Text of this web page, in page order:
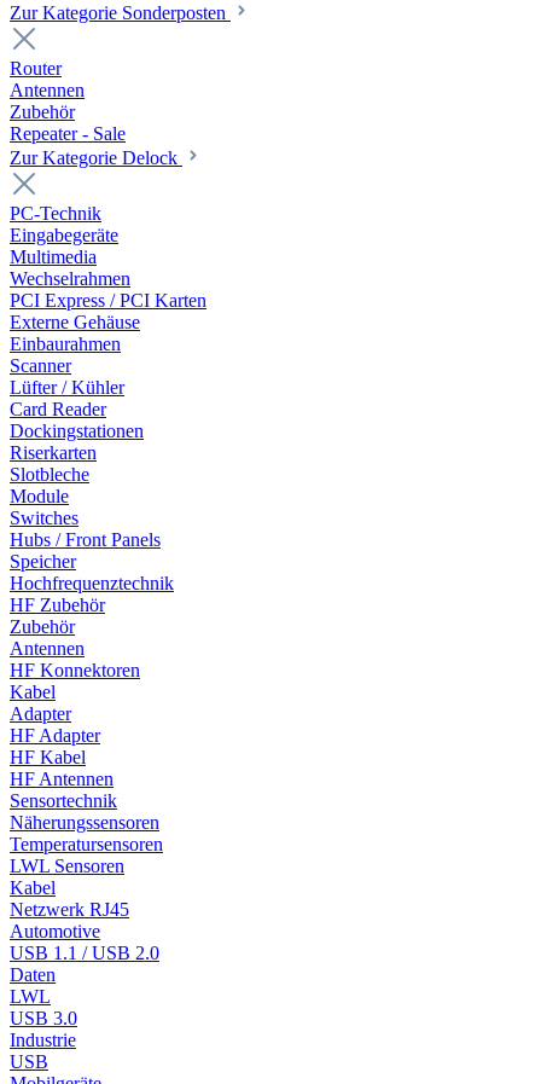
Zur Kategorie Sonderposten
Router
Antennen
Zubehör
Repeater - Sale
Zur Kategorie Delock
PC-Technik
Eingabegeräte
Multimedia
Wechselrahmen
PCI Express / PCI Karten
Externe Gehäuse
Einbaurahmen
Scanner
Lüfter / Kühler
Card Reader
Dockingstationen
Riserkarten
Slotbleche
Module
Switches
Hubs / Front Panels
Speicher
Hochfrequenztechnik
HF Zubehör
Zubehör
Antennen
HF Konnektoren
Kabel
Adapter
HF Adapter
HF Kabel
HF Antennen
Sensortechnik
Näherungssensoren
Temperatursensoren
LWL Sensoren
Kabel
Netzwerk RJ45
Automotive
USB 1.1 / USB 2.0
Daten
LWL
USB 3.0
Industrie
USB